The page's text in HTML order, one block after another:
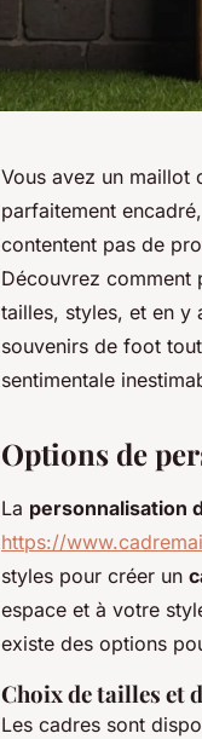
Vous avez un maillot
parfaitement
contentent pas de
Découvrez comment
tailles, styles, et en y
souvenirs de foot
sentimentale
Options de
La personnalisation
https://
styles pour créer un
espace et à votre
existe des options
Choix de tailles et
Les cadres sont